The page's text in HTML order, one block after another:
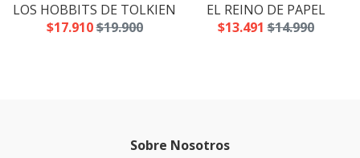
LOS HOBBITS DE TOLKIEN
$17.910$19.900
EL REINO DE PAPEL
$13.491 $14.990
Sobre Nosotros